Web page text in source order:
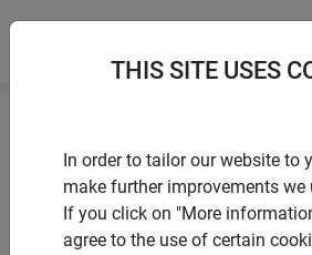
Accueil Toiles Moustiquaire fibre
THIS SITE USES
In order to tailor our website to
make further improvements we
If you click on "More
agree to the use of certain